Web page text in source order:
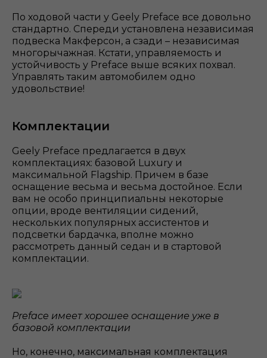
По ходовой части у Geely Preface все довольно
стандартно. Спереди установлена независимая
подвеска Макферсон, а сзади – независимая
многорычажная. Кстати, управляемость и
устойчивость у Preface выше всяких похвал.
Управлять таким автомобилем одно
удовольствие!
Комплектации
Geely Preface предлагается в двух
комплектациях: базовой Luxury и
максимальной Flagship. Причем в базе
оснащение весьма и весьма достойное. Если
вам не особо принципиальны некоторые
опции, вроде вентиляции сидений,
нескольких популярных ассистентов и
подсветки бардачка, вполне можно
рассмотреть данный седан и в стартовой
комплектации.
Preface имеет хорошее оснащение уже в
базовой комплектации
Но, конечно, максимальная комплектация